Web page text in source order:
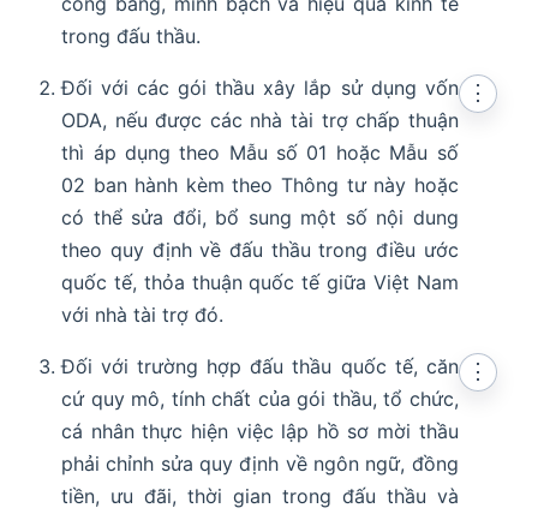
trong đấu thầu.
Đối với các gói thầu xây lắp sử dụng vốn
ODA, nếu được các nhà tài trợ chấp thuận
thì áp dụng theo Mẫu số 01 hoặc Mẫu số
02 ban hành kèm theo Thông tư này hoặc
có thể sửa đổi, bổ sung một số nội dung
theo quy định về đấu thầu trong điều ước
quốc tế, thỏa thuận quốc tế giữa Việt Nam
với nhà tài trợ đó.
⋮
Đối với trường hợp đấu thầu quốc tế, căn
cứ quy mô, tính chất của gói thầu, tổ chức,
cá nhân thực hiện việc lập hồ sơ mời thầu
phải chỉnh sửa quy định về ngôn ngữ, đồng
tiền, ưu đãi, thời gian trong đấu thầu và
⋮